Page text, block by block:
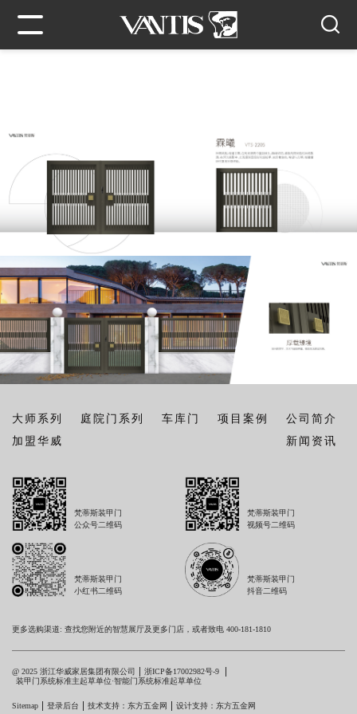
大师系列 庭院门系列 车库门 项目案例
公司简介
加盟华威
新闻资讯
梵蒂斯装甲门
公众号二维码
梵蒂斯装甲门
视频号二维码
梵蒂斯装甲门
小红书二维码
梵蒂斯装甲门
抖音二维码
更多选购渠道: 查找您附近的智慧展厅及更多门店，或者致电 400-181-1810
@ 2025 浙江华威家居集团有限公司
浙ICP备17002982号-9
装甲门系统标准主起草单位·智能门系统标准起草单位
Sitemap 登录后台 技术支持：东方五金网 设计支持：东方五金网